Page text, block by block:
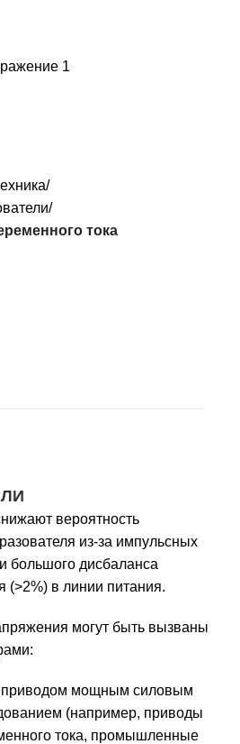
тока
вероятность
из-за импульсных
большого дисбаланса
(>2%) в линии питания.
могут быть вызваны
приводом мощным силовым
(например, приводы
тока, промышленные